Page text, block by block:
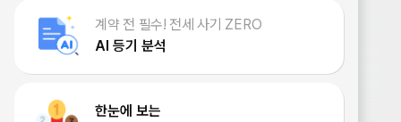
계약 전 필수! 전세 사기 ZERO
AI 등기 분석
한눈에 보는